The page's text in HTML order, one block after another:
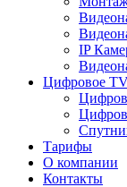
IP
Цифровое
Тарифы
О компании
Контакты